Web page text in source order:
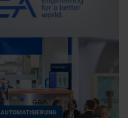
AUTOMATISIERUNG